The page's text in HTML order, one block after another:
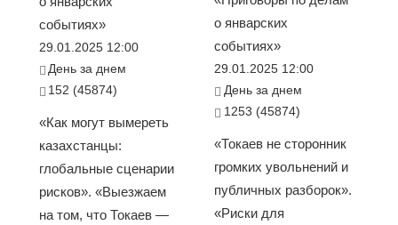
событиях»
29.01.2025 12:00
День за днем
152 (45874)
«Как могут вымереть
казахстанцы:
глобальные сценарии
рисков». «Выезжаем
на том, что Токаев —
о январских
событиях»
29.01.2025 12:00
День за днем
1253 (45874)
«Токаев не сторонник
громких увольнений и
публичных разборок».
«Риски для